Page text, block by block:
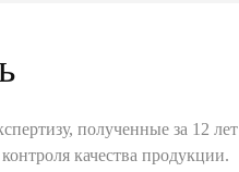
полученные за 12 лет
качества продукции.